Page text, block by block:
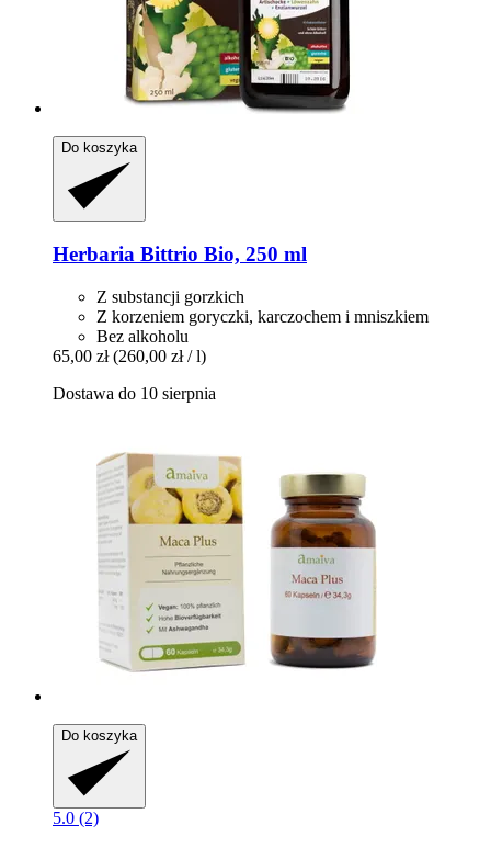
Do koszyka
Herbaria Bittrio Bio, 250 ml
Z substancji gorzkich
Z korzeniem goryczki, karczochem i mniszkiem
Bez alkoholu
65,00 zł (260,00 zł / l)
Dostawa do 10 sierpnia
Do koszyka
5.0 (2)